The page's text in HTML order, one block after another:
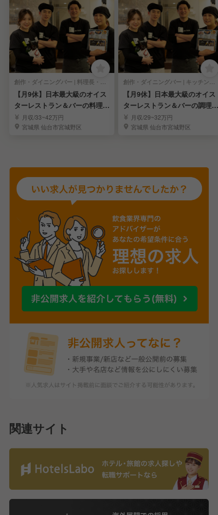
創作・ダイニングバー | 料理長・料理長候補
【月9休】日本最大級のオイス
ターレストラン＆バーの料理長
候補◎
月収/33~42万円
宮城県 仙台市宮城野区
創作・ダイニングバー | キッチンスタッフ
【月9休】日本最大級のオイス
ターレストラン＆バーの調理ス
タッフ◎
月収/29~32万円
宮城県 仙台市宮城野区
関連サイト